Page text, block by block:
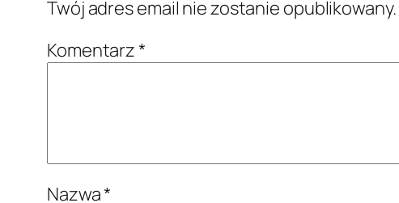
Twój adres email nie zostanie opublikowany.
Komentarz*
Nazwa*